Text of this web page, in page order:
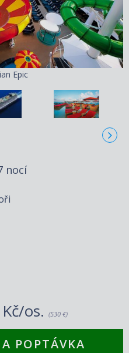
Epic
nocí
os. (530 €)
POPTÁVKA